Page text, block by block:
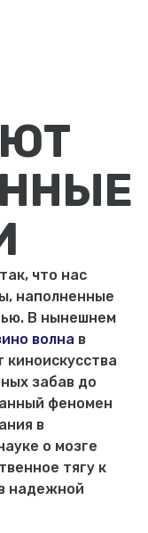
что нас
наполненные
В нынешнем
волна в
киноискусства
забав до
феномен
в
о мозге
тягу к
надежной